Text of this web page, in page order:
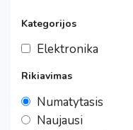
Kategorijos
Elektronika
Rikiavimas
Numatytasis
Naujausi